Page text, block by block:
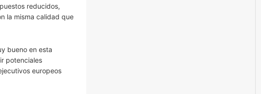
reducidos,
la misma calidad que
bueno en esta
potenciales
europeos